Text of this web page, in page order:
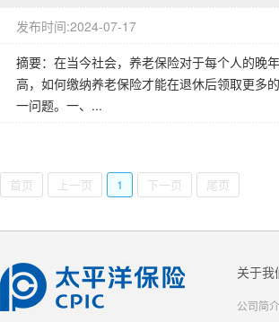
发布时间:2024-07-17
摘要：在当今社会，养老保险对于每个人的晚
高，如何缴纳养老保险才能在退休后领取更多
一问题。一、...
首页 上一页 1 下一页 尾页
关于我
公司简介